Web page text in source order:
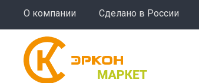
О компании Сделано в России